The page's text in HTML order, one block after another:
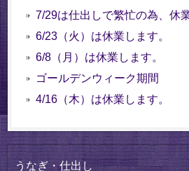
7/29は仕出しで繁忙の為、休
6/23（火）は休業します。
6/8（月）は休業します。
ゴールデンウィーク期間
4/16（木）は休業します。
うなぎ・仕出し